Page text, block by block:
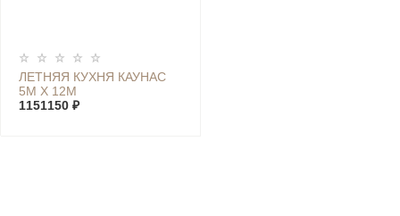
ЛЕТНЯЯ КУХНЯ КАУНАС
5М Х 12М
1151150 ₽